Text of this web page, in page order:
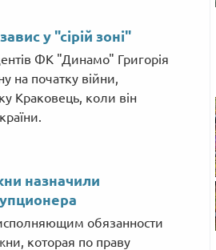
у "сірій зоні"
ФК "Динамо" Григорія
на початку війни,
Краковець, коли він
назначили
обязанности
которая по праву